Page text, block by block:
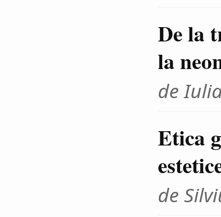
De la
la
de
Etica
de